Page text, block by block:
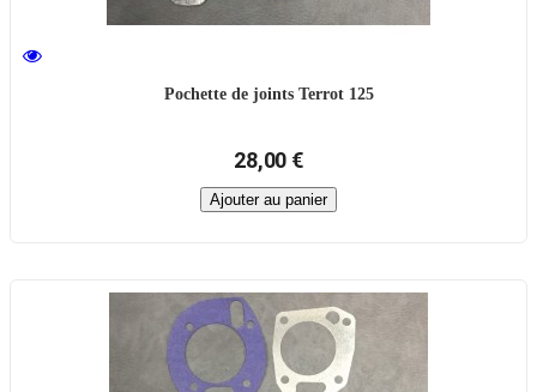
Pochette de joints Terrot 125
28,00 €
Ajouter au panier